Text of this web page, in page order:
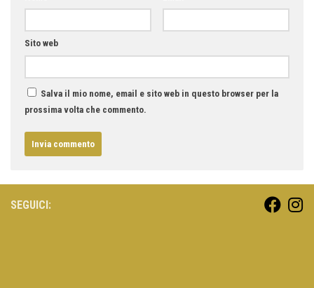
Sito web
Salva il mio nome, email e sito web in questo browser per la
prossima volta che commento.
SEGUICI: